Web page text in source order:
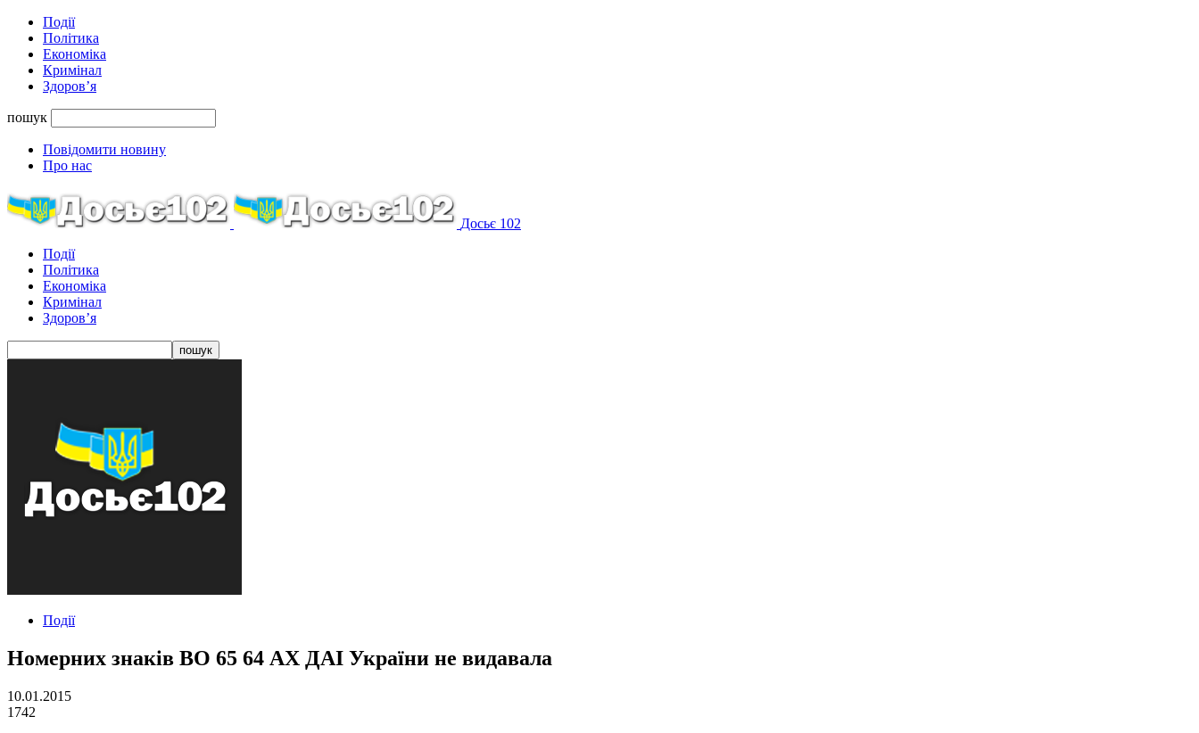
Події
Політика
Економіка
Кримінал
Здоров’я
пошук
Повідомити новину
Про нас
Досьє 102
Події
Політика
Економіка
Кримінал
Здоров’я
Події
Номерних знаків ВО 65 64 АХ ДАІ України не видавала
10.01.2015
1742